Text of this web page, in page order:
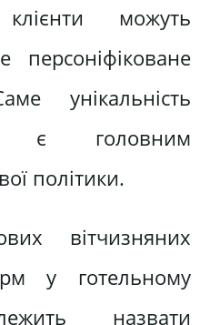
можуть
унікальність
є головним
політики.
вітчизняних
у готельному
назвати